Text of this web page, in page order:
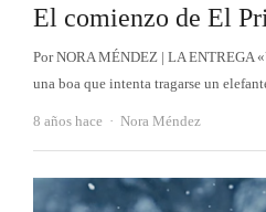
El comienzo de El
Por NORA MÉNDEZ | LA ENTREGA
una boa que intenta tragarse un
8 años hace Autor
Nora Méndez